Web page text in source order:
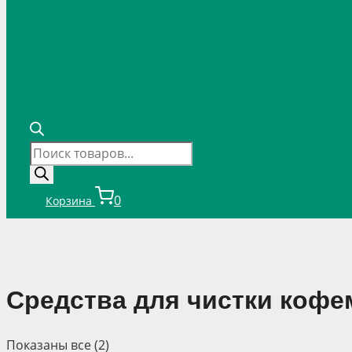
Поиск
товаров
Корзина 0
Средства для чистки
Показаны все (2)